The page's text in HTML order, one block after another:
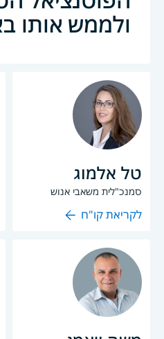
ולממש אותו
טל אלמוג
סמנכ"לית משאבי אנוש
לקריאת קו"ח